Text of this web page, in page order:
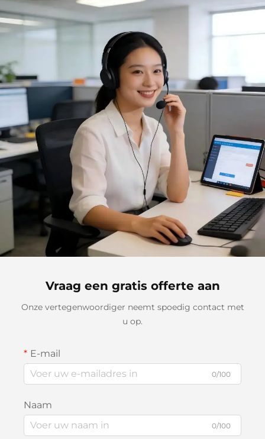
duurzaam en
milieuvriendelijk
Vraag een gratis offerte aan
Onze vertegenwoordiger neemt spoedig contact met
u op.
E-mail
0/100
Naam
0/100